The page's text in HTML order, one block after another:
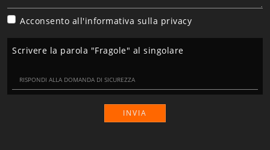
Acconsento all'informativa sulla privacy
Scrivere la parola "Fragole" al singolare
INVIA